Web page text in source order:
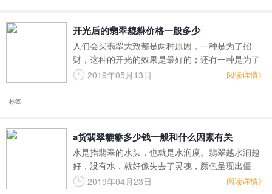
开光后的翡翠貔貅价格一般多少
人们会买翡翠大致都是两种原因，一种是为了招
财，这种的开光的效果是最好的；还有一种是为了
避开身边的一些小人，貔貅也是有这种作用的，毕
2019年05月13日 阅读详情》
标签:
a货翡翠貔貅多少钱一般和什么因素有关
水是指翡翠的水头，也就是水润度。翡翠越水润越
好，没有水，就好像失去了灵魂，颜色呈现出僵
的、干的、木的状态。不管是何种翡翠，翡翠的水
2019年04月23日 阅读详情》